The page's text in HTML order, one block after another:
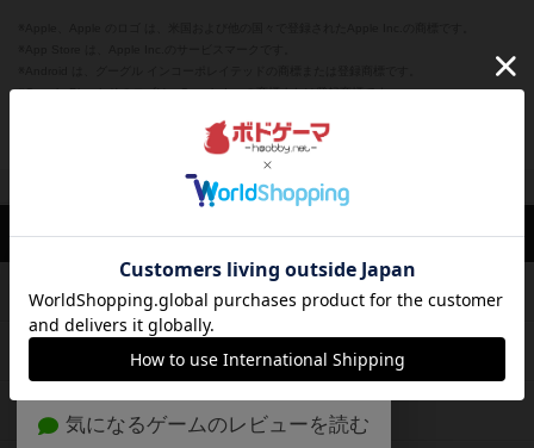
※Google Play とそのロゴは、Google Inc.の商標または登録商標です。
ボドとも一覧 カワゴエ 閉じる
ボードゲームのプレイ履歴を記録し
て、
自分のデータを管理しませんか？
約75,000人がボドゲーマを利用中！
気になるゲームのレビューを読む
ボドゲーマTOP
ボードゲームを検索する
ボードゲームの新着レビュー
ボードゲーム会情報